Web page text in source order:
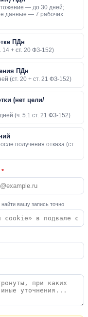
— до 30 дней;
данные — 7 рабочих
ПДн
14 + ст. 20 ФЗ-152)
ПДн
(ст. 20 + ст. 21 ФЗ-152)
(нет цели/
(ч. 5.1 ст. 21 ФЗ-152)
получения отказа (ст.
*
вашу запись точно